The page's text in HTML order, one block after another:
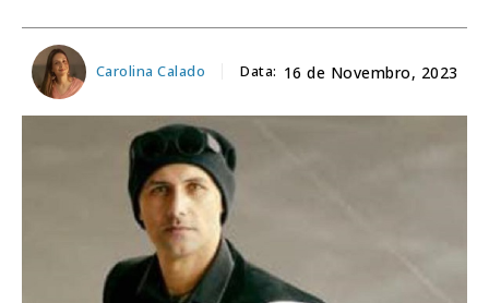
Carolina Calado Data: 16 de Novembro, 2023